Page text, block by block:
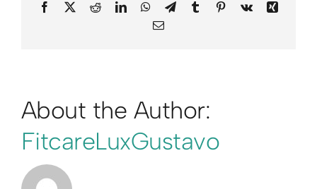
Facebook
X RedditLinkedInWhatsApp
TelegramTumblr PinterestVk
Xing
Email
About the Author:
FitcareLuxGustavo